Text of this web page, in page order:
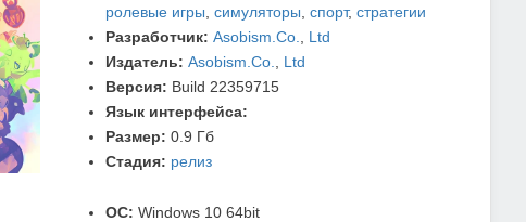
ролевые игры симуляторы спорт, стратегии
Разработчик: Asobism.Co.
Ltd
Издатель: Asobism.Co.
Ltd
Версия: Build 22359715
Язык интерфейса:
Размер: 0.9 Гб
Стадия: релиз
ОС: Windows 10 64bit